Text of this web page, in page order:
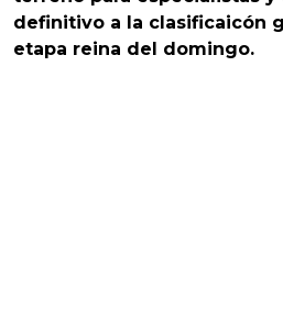
definitivo a la clasificaicón
etapa reina del domingo.